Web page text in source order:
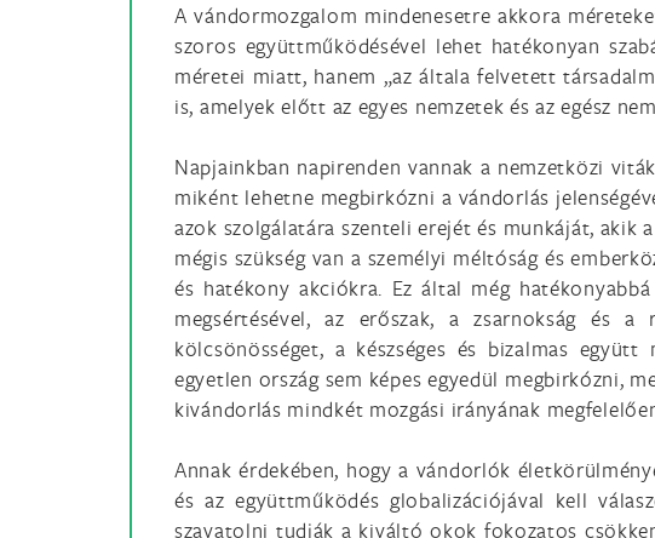
A vándormozgalom mindenesetre akkora
szoros együttműködésével lehet hatékonyan
méretei miatt, hanem „az általa felvetett
is, amelyek előtt az egyes nemzetek és az egész
Napjainkban napirenden vannak a nemzetközi
miként lehetne megbirkózni a vándorlás
azok szolgálatára szenteli erejét és munkáját, akik
mégis szükség van a személyi méltóság és
és hatékony akciókra. Ez által még
megsértésével, az erőszak, a zsarnokság és a
kölcsönösséget, a készséges és bizalmas
egyetlen ország sem képes egyedül megbirkózni,
kivándorlás mindkét mozgási irányának
Annak érdekében, hogy a vándorlók
és az együttműködés globalizációjával kell
szavatolni tudják a kiváltó okok fokozatos